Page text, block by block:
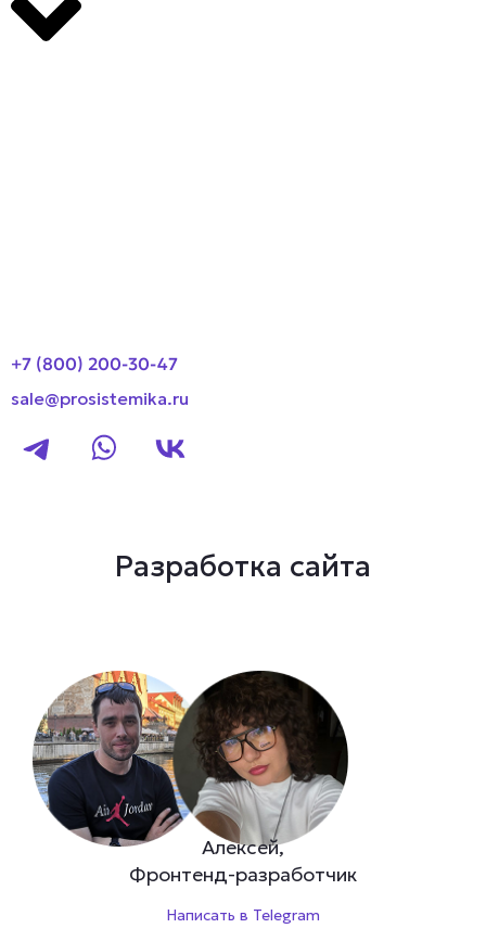
+7 (800) 200-30-47
sale@prosistemika.ru
Разработка сайта
Алексей,
Фронтенд-разработчик
Написать в Telegram